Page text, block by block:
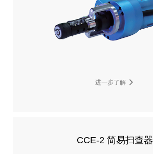
进一步了解
CCE-2 简易扫查器